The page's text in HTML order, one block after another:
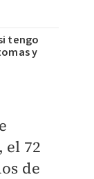
tengo
y
el 72
de